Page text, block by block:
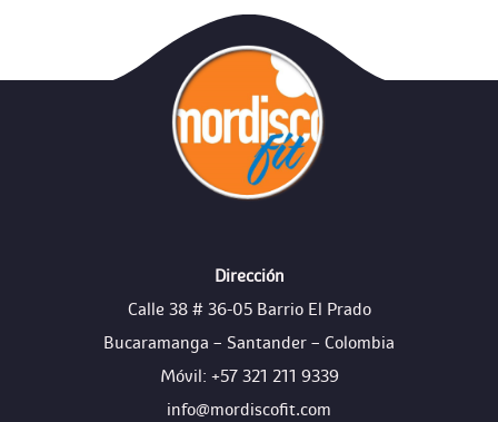
Dirección
Calle 38 # 36-05 Barrio El Prado
Bucaramanga – Santander – Colombia
Móvil: +57 321 211 9339
info@mordiscofit.com